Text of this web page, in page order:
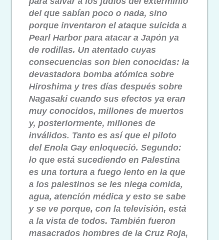
del que sabían poco o nada, sino
porque inventaron el ataque suicida a
Pearl Harbor para atacar a Japón ya
de rodillas. Un atentado cuyas
consecuencias son bien conocidas: la
devastadora bomba atómica sobre
Hiroshima y tres días después sobre
Nagasaki cuando sus efectos ya eran
muy conocidos, millones de muertos
y, posteriormente, millones de
inválidos. Tanto es así que el piloto
del Enola Gay enloqueció. Segundo:
lo que está sucediendo en Palestina
es una tortura a fuego lento en la que
a los palestinos se les niega comida,
agua, atención médica y esto se sabe
y se ve porque, con la televisión, está
a la vista de todos. También fueron
masacrados hombres de la Cruz Roja,